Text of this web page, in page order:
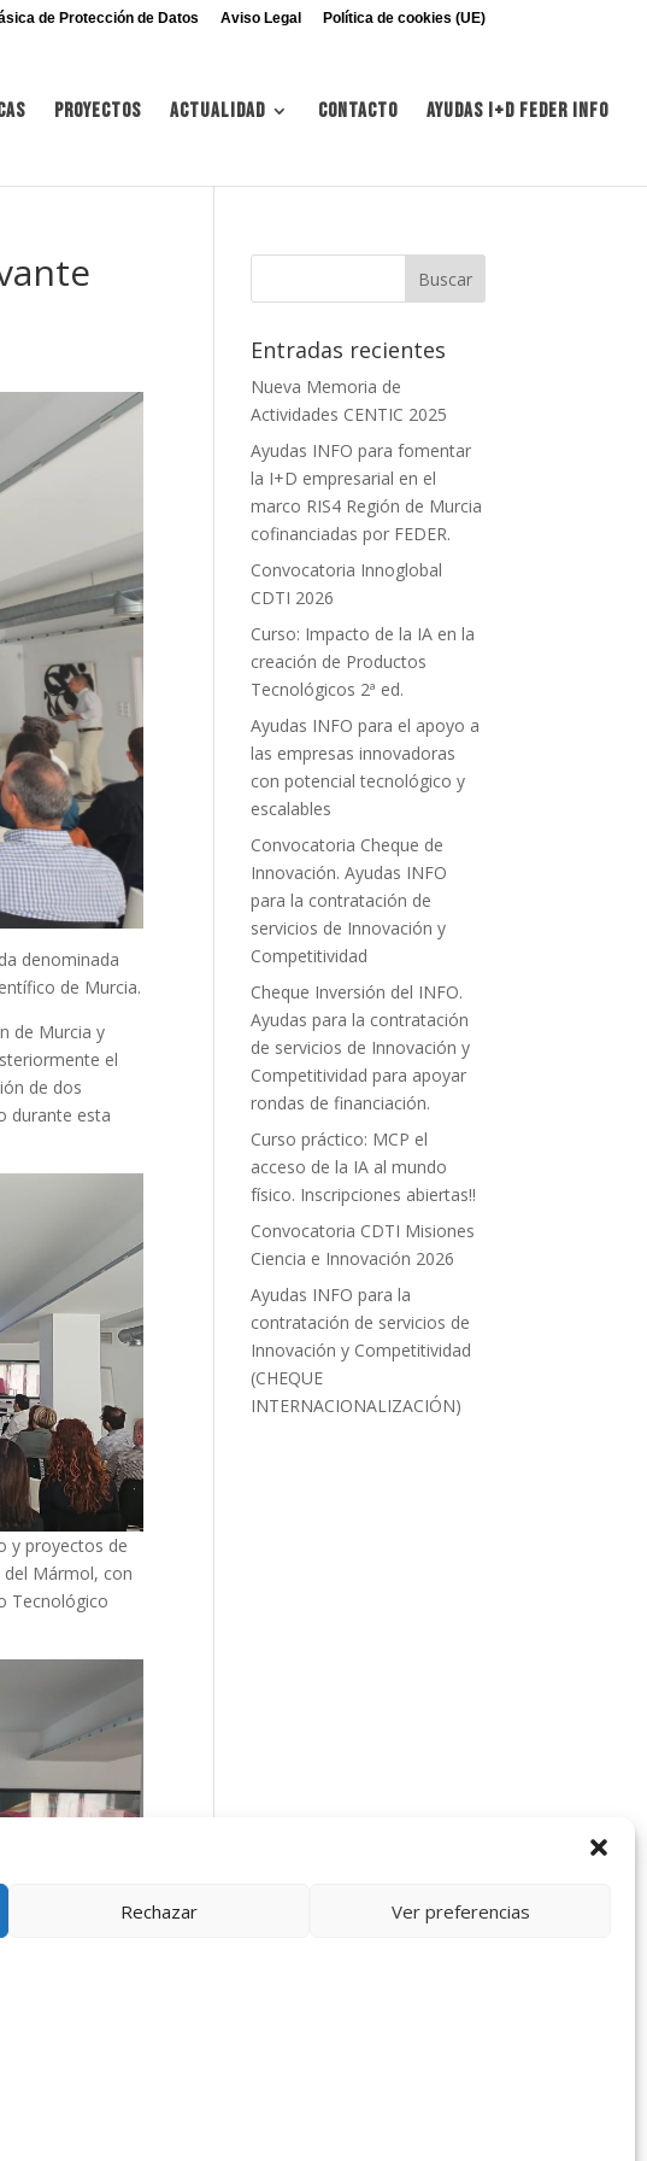
Rechazar Ver preferencias
de Protección de Datos Aviso Legal Política de cookies (UE)
Proyectos Actualidad Contacto Ayudas I+d FEDER INFO
denominada
de Murcia.
de Murcia y
el
de dos
durante esta
y proyectos de
del Mármol, con
Tecnológico
Entradas recientes
Nueva Memoria de
Actividades CENTIC 2025
Ayudas INFO para fomentar
la I+D empresarial en el
marco RIS4 Región de Murcia
cofinanciadas por FEDER.
Convocatoria Innoglobal
CDTI 2026
Curso: Impacto de la IA en la
creación de Productos
Tecnológicos 2ª ed.
Ayudas INFO para el apoyo a
las empresas innovadoras
con potencial tecnológico y
escalables
Convocatoria Cheque de
Innovación. Ayudas INFO
para la contratación de
servicios de Innovación y
Competitividad
Cheque Inversión del INFO.
Ayudas para la contratación
de servicios de Innovación y
Competitividad para apoyar
rondas de financiación.
Curso práctico: MCP el
acceso de la IA al mundo
físico. Inscripciones abiertas!!
Convocatoria CDTI Misiones
Ciencia e Innovación 2026
Ayudas INFO para la
contratación de servicios de
Innovación y Competitividad
(CHEQUE
INTERNACIONALIZACIÓN)